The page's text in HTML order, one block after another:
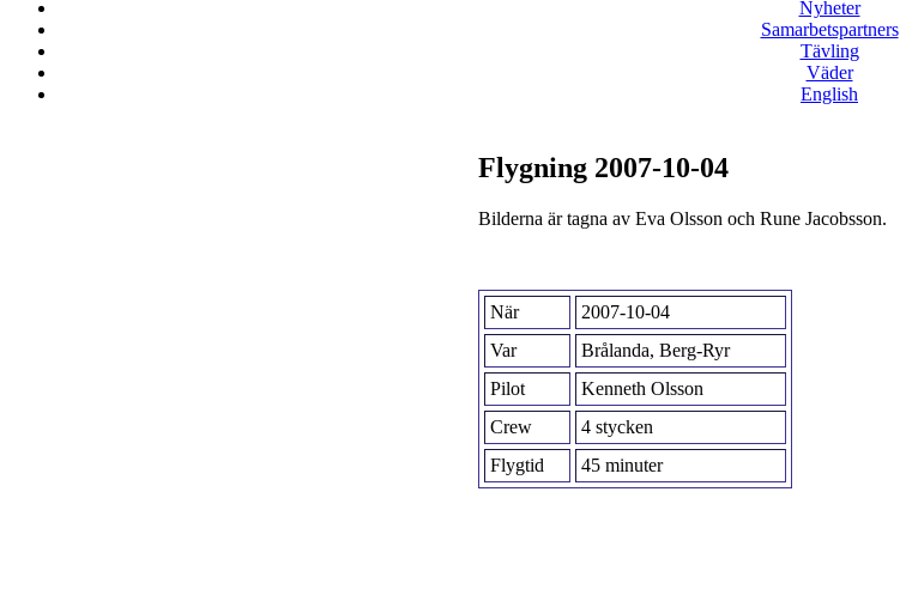
Nyheter
Samarbetspartners
Tävling
Väder
English
Flygning 2007-10-04
Bilderna är tagna av Eva Olsson och Rune Jacobsson.
När
2007-10-04
Var
Brålanda, Berg-Ryr
Pilot
Kenneth Olsson
Crew
4 stycken
Flygtid
45 minuter